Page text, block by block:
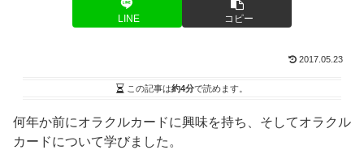
LINE コピー
2017.05.23
この記事は約4分で読めます。
何年か前にオラクルカードに興味を持ち、そしてオラクル
カードについて学びました。